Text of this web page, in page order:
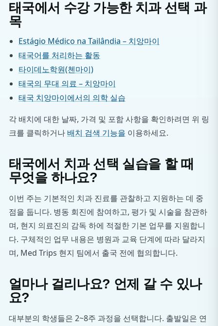
태국에서 수강 가능한 치과 선택 과
목
Estágio Médico na Tailândia – 치앙마이
태국어를 처리하는 활동
타이데노학원(첸마이)
태국의 무대 의료 – 치앙마이
태국 치앙마이에서의 의학 실습
각 배치에 대한 날짜, 가격 및 포함 사항을 확인하려면 위 링
크를 클릭하거나 배치 검색 기능을 이용하세요.
태국에서 치과 선택 실습을 할 때
무엇을 하나요?
이번 주는 기본적인 치과 진료를 관찰하고 지원하는 데 중
점을 둡니다. 병동 회진에 참여하고, 평가 및 시술을 참관하
며, 현지 의료진의 감독 하에 적절한 기본 업무를 지원합니
다. 구체적인 업무 내용은 병원과 교육 단계에 따라 달라지
며, Med Trips 현지 팀에서 출국 전에 협의합니다.
얼마나 걸리나요? 언제 갈 수 있나
요?
대부분의 학생들은 2~8주 과정을 선택합니다. 출발일은 연